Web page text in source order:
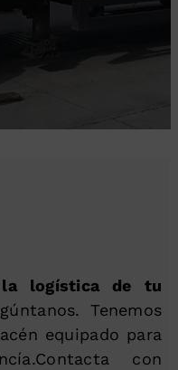
la logística de tu
Tenemos
equipado para
con